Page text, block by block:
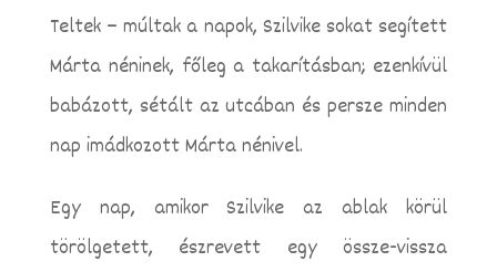
Teltek – múltak a napok, Szilvike sokat segített
Márta néninek, főleg a takarításban; ezenkívül
babázott, sétált az utcában és persze minden
nap imádkozott Márta nénivel.
Egy nap, amikor Szilvike az ablak körül
törölgetett, észrevett egy össze-vissza